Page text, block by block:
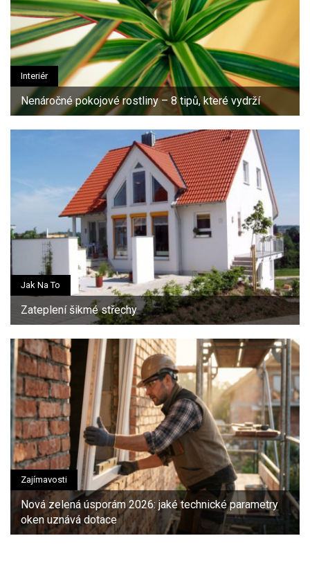
Interiér
Nenáročné pokojové rostliny – 8 tipů, které vydrží
Jak Na To
Zateplení šikmé střechy
Zajímavosti
Nová zelená úsporám 2026: jaké technické parametry
oken uznává dotace